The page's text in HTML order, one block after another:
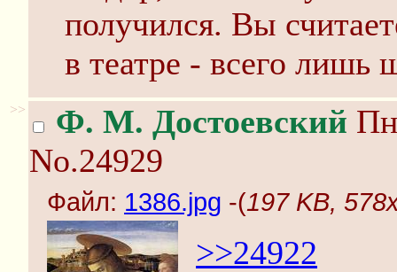
получился. Вы
в театре - всего лишь
>> Ф. М. Достоевский
No.24929
Файл: 1386.jpg -(197 KB,
>>24922